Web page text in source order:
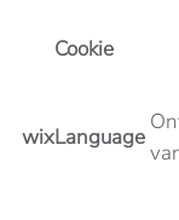
Cookie
wixLanguage